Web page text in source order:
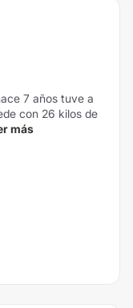
7 años tuve a
con 26 kilos de
más